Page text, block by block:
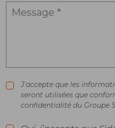
J'accepte que les
seront utilisées que
confidentialité du Groupe